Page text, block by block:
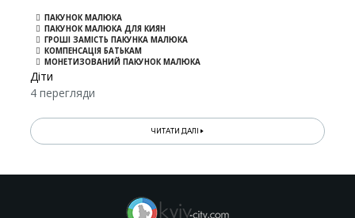
ПАКУНОК МАЛЮКА
ПАКУНОК МАЛЮКА ДЛЯ КИЯН
ГРОШІ ЗАМІСТЬ ПАКУНКА МАЛЮКА
КОМПЕНСАЦІЯ БАТЬКАМ
МОНЕТИЗОВАНИЙ ПАКУНОК МАЛЮКА
Діти
4 перегляди
ЧИТАТИ ДАЛІ